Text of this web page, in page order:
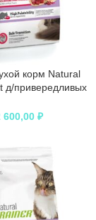
корм Natural
д/привередливых
1,5кг
600,00 ₽